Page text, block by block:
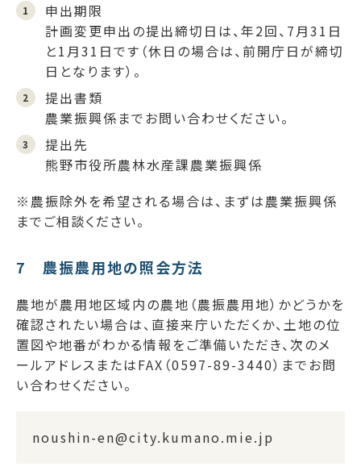
申出期限
計画変更申出の提出締切日は、年2回、7月31日
と1月31日です（休日の場合は、前開庁日が締切
日となります）。
提出書類
農業振興係までお問い合わせください。
提出先
熊野市役所農林水産課農業振興係
※農振除外を希望される場合は、まずは農業振興係
までご相談ください。
7 農振農用地の照会方法
農地が農用地区域内の農地（農振農用地）かどうかを
確認されたい場合は、直接来庁いただくか、土地の位
置図や地番がわかる情報をご準備いただき、次のメ
ールアドレスまたはFAX（0597-89-3440）までお問
い合わせください。
noushin-en@city.kumano.mie.jp